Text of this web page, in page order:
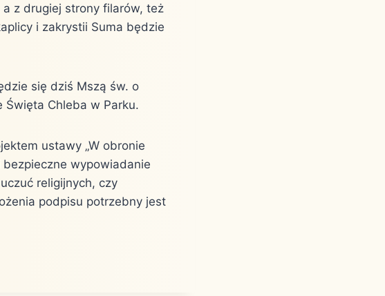
z drugiej strony filarów, też
i zakrystii Suma będzie
się dziś Mszą św. o
Święta Chleba w Parku.
ustawy „W obronie
wypowiadanie
religijnych, czy
podpisu potrzebny jest